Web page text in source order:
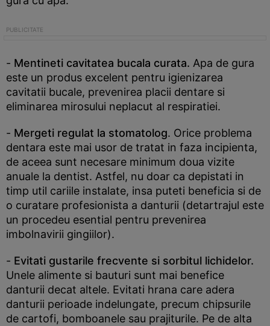
- Mentineti cavitatea bucala curata. Apa de gura
este un produs excelent pentru igienizarea
cavitatii bucale, prevenirea placii dentare si
eliminarea mirosului neplacut al respiratiei.
- Mergeti regulat la stomatolog. Orice problema
dentara este mai usor de tratat in faza incipienta,
de aceea sunt necesare minimum doua vizite
anuale la dentist. Astfel, nu doar ca depistati in
timp util cariile instalate, insa puteti beneficia si de
o curatare profesionista a danturii (detartrajul este
un procedeu esential pentru prevenirea
imbolnavirii gingiilor).
- Evitati gustarile frecvente si sorbitul lichidelor.
Unele alimente si bauturi sunt mai benefice
danturii decat altele. Evitati hrana care adera
danturii perioade indelungate, precum chipsurile
de cartofi, bomboanele sau prajiturile. Pe de alta